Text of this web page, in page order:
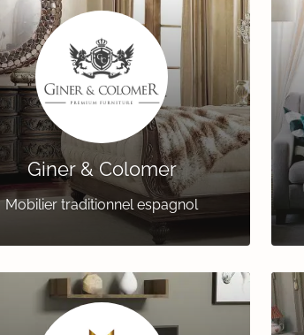
Giner & Colomer
Mobilier traditionnel espagnol